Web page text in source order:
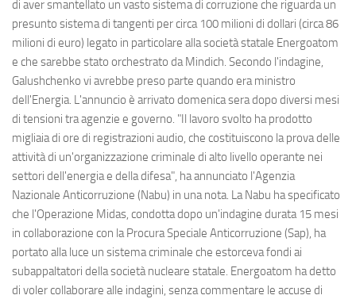
di aver smantellato un vasto sistema di corruzione che riguarda un
presunto sistema di tangenti per circa 100 milioni di dollari (circa 86
milioni di euro) legato in particolare alla società statale Energoatom
e che sarebbe stato orchestrato da Mindich. Secondo l'indagine,
Galushchenko vi avrebbe preso parte quando era ministro
dell'Energia. L'annuncio è arrivato domenica sera dopo diversi mesi
di tensioni tra agenzie e governo. "Il lavoro svolto ha prodotto
migliaia di ore di registrazioni audio, che costituiscono la prova delle
attività di un'organizzazione criminale di alto livello operante nei
settori dell'energia e della difesa", ha annunciato l'Agenzia
Nazionale Anticorruzione (Nabu) in una nota. La Nabu ha specificato
che l'Operazione Midas, condotta dopo un'indagine durata 15 mesi
in collaborazione con la Procura Speciale Anticorruzione (Sap), ha
portato alla luce un sistema criminale che estorceva fondi ai
subappaltatori della società nucleare statale. Energoatom ha detto
di voler collaborare alle indagini, senza commentare le accuse di